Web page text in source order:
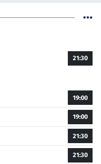
21:30
19:00
19:00
21:30
21:30